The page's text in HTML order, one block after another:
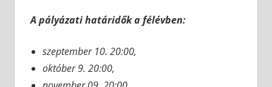
A pályázati határidők a félévben:
szeptember 10. 20:00,
október 9. 20:00,